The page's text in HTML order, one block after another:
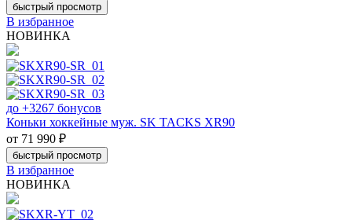
быстрый просмотр
В избранное
НОВИНКА
до +3267 бонусов
Коньки хоккейные муж. SK TACKS XR90
от 71 990 ₽
быстрый просмотр
В избранное
НОВИНКА